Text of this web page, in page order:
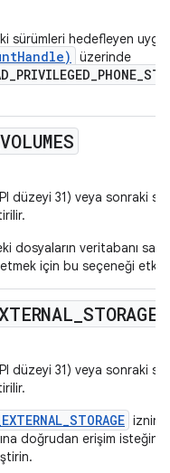
sürümleri hedefleyen
üzerinde
_VOLUMES
düzeyi 31) veya sonraki
dosyaların veritabanı
için bu seçeneği
_STORAGE
düzeyi 31) veya sonraki
doğrudan erişim